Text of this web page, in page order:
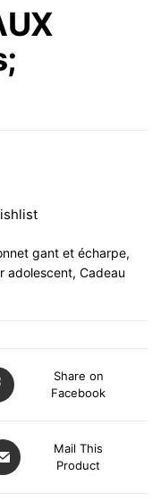
gant et écharpe,
adolescent, Cadeau
Share on
Facebook
Mail This
Product